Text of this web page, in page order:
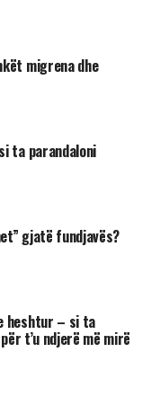
migrena dhe
ta parandaloni
gjatë fundjavës?
heshtur – si ta
t’u ndjerë më mirë